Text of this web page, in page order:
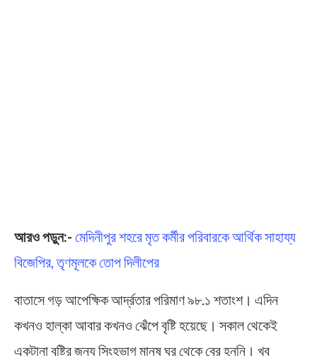
আরও পড়ুন:- মেদিনীপুর শহরে মৃত কর্মীর পরিবারকে আর্থিক সাহায্য
বিজেপির, তৃণমূলকে তোপ দিলীপের
বাতাসে গড় আপেক্ষিক আর্দ্রতার পরিমাণ ৯৮.১ শতাংশ। এদিন
কখনও হাল্কা আবার কখনও ঝেঁপে বৃষ্টি হয়েছে। সকাল থেকেই
একটানা বৃষ্টির জন্য সিংহভাগ মানুষ ঘর থেকে বের হননি। খুব